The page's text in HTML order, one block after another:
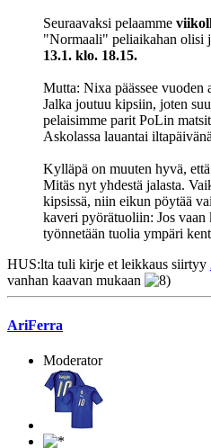
Seuraavaksi pelaamme
"Normaali" peliaikahan olisi
13.1. klo. 18.15.
Mutta: Nixa päässee vuoden
Jalka joutuu kipsiin, joten
pelaisimme parit PoLin
Askolassa lauantai
Kylläpä on muuten hyvä,
Mitäs nyt yhdestä jalasta.
kipsissä, niin eikun pöytää
kaveri pyörätuoliin: Jos
työnnetään tuolia ympäri
HUS:lta tuli kirje et leikkaus siirtyy
vanhan kaavan mukaan
AriFerra
Moderator